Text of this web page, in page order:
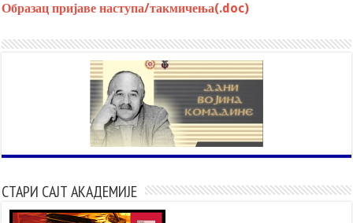
Образац пријаве наступа/такмичења(.doc)
СТАРИ САЈТ АКАДЕМИЈЕ